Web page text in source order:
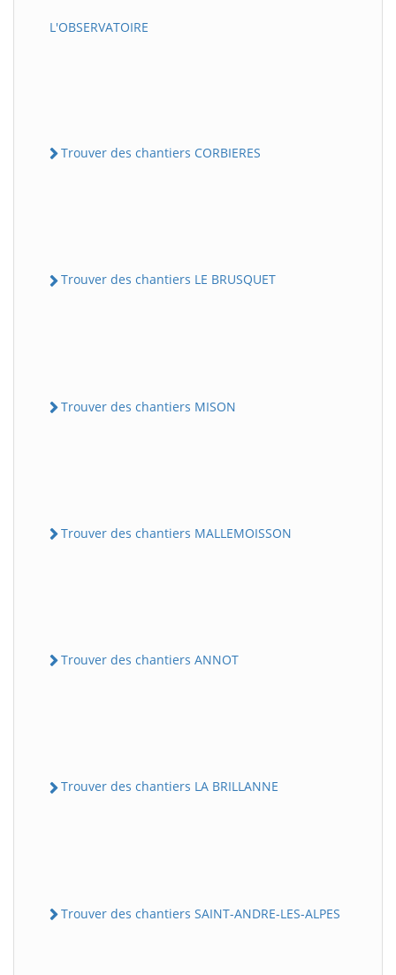
L'OBSERVATOIRE
Trouver des chantiers CORBIERES
Trouver des chantiers LE BRUSQUET
Trouver des chantiers MISON
Trouver des chantiers MALLEMOISSON
Trouver des chantiers ANNOT
Trouver des chantiers LA BRILLANNE
Trouver des chantiers SAINT-ANDRE-LES-ALPES